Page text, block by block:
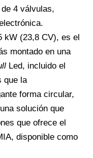
4 válvulas,
kW (23,8 CV), es el
montado en una
Led, incluido el
que la
forma circular,
solución que
que ofrece el
disponible como